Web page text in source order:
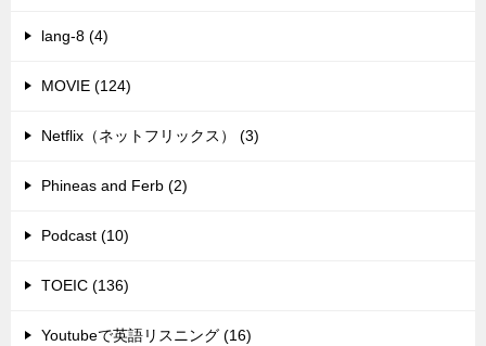
lang-8 (4)
MOVIE (124)
Netflix（ネットフリックス） (3)
Phineas and Ferb (2)
Podcast (10)
TOEIC (136)
Youtubeで英語リスニング (16)